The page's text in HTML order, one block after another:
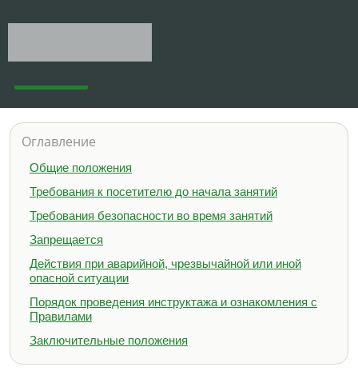
Оглавление
Общие положения
Требования к посетителю до начала занятий
Требования безопасности во время занятий
Запрещается
Действия при аварийной, чрезвычайной или иной
опасной ситуации
Порядок проведения инструктажа и ознакомления с
Правилами
Заключительные положения